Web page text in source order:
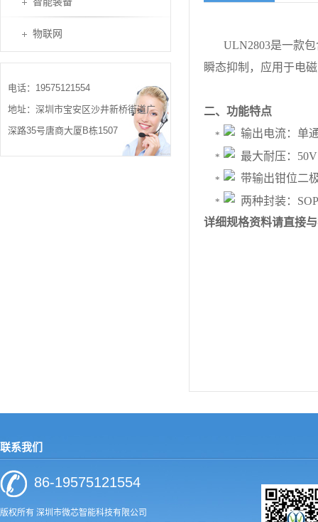
物联网
电话：19575121554
地址：深圳市宝安区沙井新桥街道广
深路35号唐商大厦B栋1507
ULN2803是一款包
瞬态抑制，应用于电
二、功能特点
输出电流：单
最大耐压： 50V
带输出钳位二
两种封装：
详细规格资料请直接
联系我们
86-19575121554
版权所有 深圳市微芯智能科技有限公司